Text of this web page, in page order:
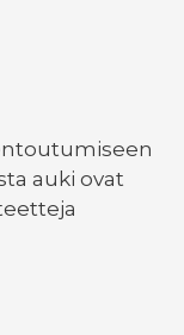
auki ovat